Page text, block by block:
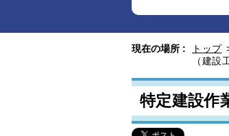
現在の場所 : トップ
（建設
特定建設作